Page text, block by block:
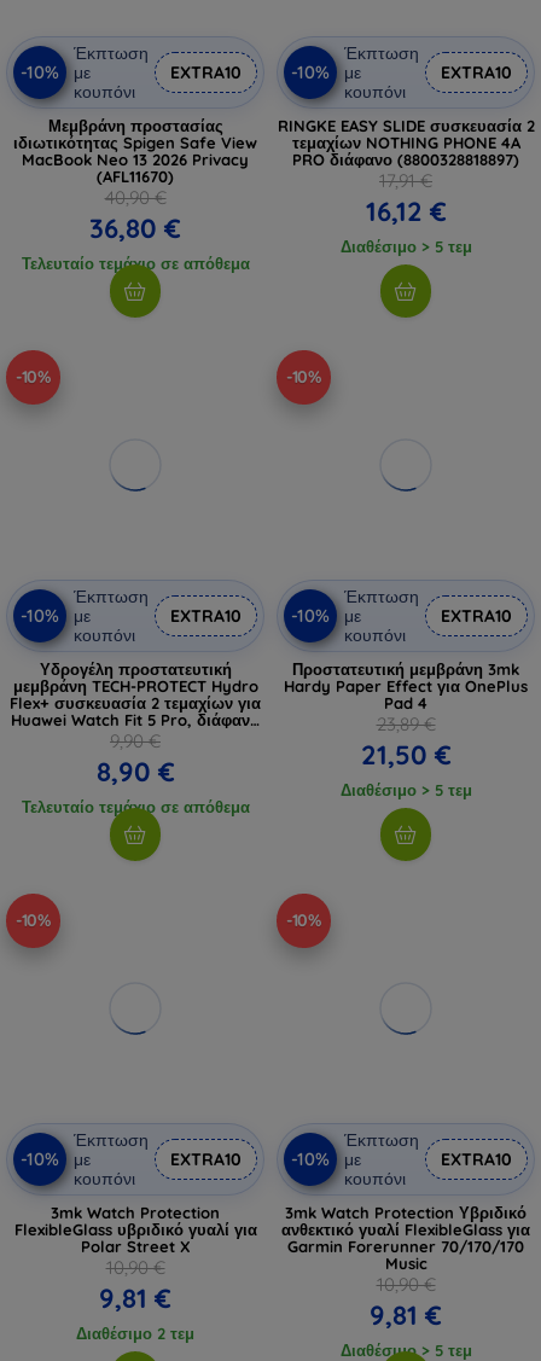
-10%
Έκπτωση
με
κουπόνι
EXTRA10
Μεμβράνη προστασίας
ιδιωτικότητας Spigen Safe View
MacBook Neo 13 2026 Privacy
(AFL11670)
40,90 €
36,80 €
Τελευταίο τεμάχιο σε απόθεμα
-10%
Έκπτωση
με
κουπόνι
EXTRA10
RINGKE EASY SLIDE συσκευασία 2
τεμαχίων NOTHING PHONE 4A
PRO διάφανο (8800328818897)
17,91 €
16,12 €
Διαθέσιμο > 5 τεμ
-10%
-10%
Έκπτωση
με
κουπόνι
EXTRA10
Υδρογέλη προστατευτική
μεμβράνη TECH-PROTECT Hydro
Flex+ συσκευασία 2 τεμαχίων για
Huawei Watch Fit 5 Pro, διάφανη
(5906302323852)
9,90 €
8,90 €
Τελευταίο τεμάχιο σε απόθεμα
-10%
-10%
Έκπτωση
με
κουπόνι
EXTRA10
Προστατευτική μεμβράνη 3mk
Hardy Paper Effect για OnePlus
Pad 4
23,89 €
21,50 €
Διαθέσιμο > 5 τεμ
-10%
-10%
Έκπτωση
με
κουπόνι
EXTRA10
3mk Watch Protection
FlexibleGlass υβριδικό γυαλί για
Polar Street X
10,90 €
9,81 €
Διαθέσιμο 2 τεμ
-10%
-10%
Έκπτωση
με
κουπόνι
EXTRA10
3mk Watch Protection Υβριδικό
ανθεκτικό γυαλί FlexibleGlass για
Garmin Forerunner 70/170/170
Music
10,90 €
9,81 €
Διαθέσιμο > 5 τεμ